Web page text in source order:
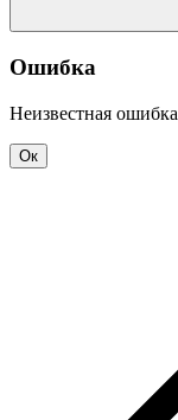
Ошибка
Неизвестная ошибка
Ок